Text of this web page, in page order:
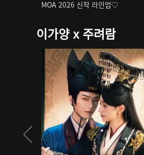
MOA 2026 신작 라인업♡
이가양 x 주려람